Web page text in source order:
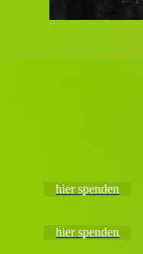
hier spenden
hier spenden